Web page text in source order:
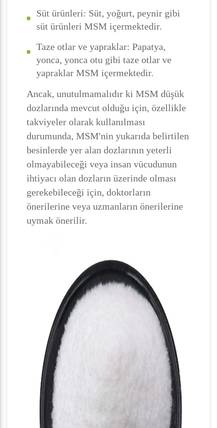
Süt ürünleri: Süt, yoğurt, peynir gibi
süt ürünleri MSM içermektedir.
Taze otlar ve yapraklar: Papatya,
yonca, yonca otu gibi taze otlar ve
yapraklar MSM içermektedir.
Ancak, unutulmamalıdır ki MSM düşük
dozlarında mevcut olduğu için, özellikle
takviyeler olarak kullanılması
durumunda, MSM'nin yukarıda belirtilen
besinlerde yer alan dozlarının yeterli
olmayabileceği veya insan vücudunun
ihtiyacı olan dozların üzerinde olması
gerekebileceği için, doktorların
önerilerine veya uzmanların önerilerine
uymak önerilir.